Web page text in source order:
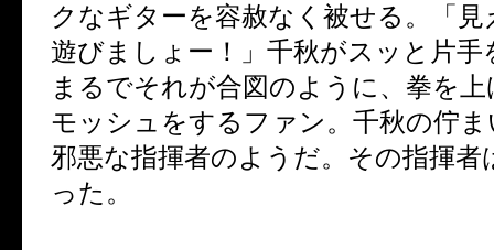
クなギターを容赦なく被せる。「
遊びましょー！」千秋がスッと片手
まるでそれが合図のように、拳を
モッシュをするファン。千秋の佇
邪悪な指揮者のようだ。その指揮者
った。